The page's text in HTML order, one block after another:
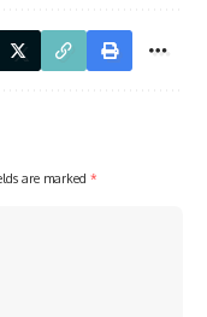
are marked *